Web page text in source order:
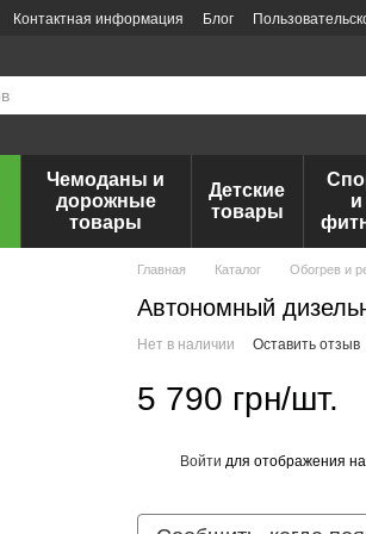
Контактная информация Блог
Чемоданы и
дорожные
товары
Детские
товары
и
Главная Каталог Обогрев и
Автономный
Нет в наличии Оставить отзыв
5 790 грн/шт.
Войти для отображения